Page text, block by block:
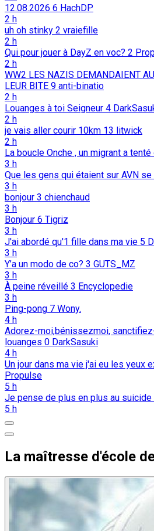
12.08.2026 6 HachDP
2 h
uh oh stinky 2 vraiefille
2 h
Qui pour jouer à DayZ en voc? 2
2 h
WW2 LES NAZIS DEMANDAIENT
LEUR BITE 9 anti-binatio
2 h
Louanges à toi Seigneur 4
2 h
je vais aller courir 10km 13 litwick
2 h
La boucle Onche , un migrant a
3 h
Que les gens qui étaient sur AVN
3 h
bonjour 3 chienchaud
3 h
Bonjour 6 Tigriz
3 h
J'ai abordé qu'1 fille dans ma vie 5
3 h
Y’a un modo de co? 3 GUTS_MZ
3 h
À peine réveillé 3 Encyclopedie
3 h
Ping-pong 7 Wony.
4 h
Adorez-moi,bénissezmoi,
louanges 0 DarkSasuki
4 h
Un jour dans ma vie j'ai eu les yeux
Propulse
5 h
Je pense de plus en plus au suicide
5 h